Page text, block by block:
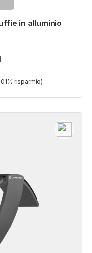
in alluminio
tempo di
risparmio)